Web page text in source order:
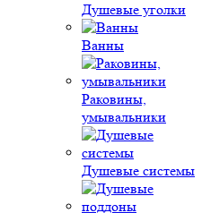
Душевые уголки
Ванны
Раковины,
умывальники
Душевые системы